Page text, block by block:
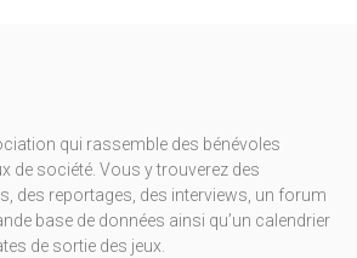
qui rassemble des bénévoles
de société. Vous y trouverez des
des reportages, des interviews, un forum
base de données ainsi qu’un calendrier
de sortie des jeux.